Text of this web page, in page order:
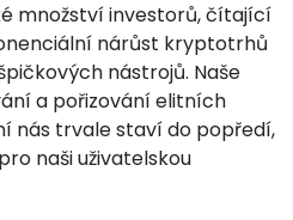
množství investorů, čítající
nárůst kryptotrhů
nástrojů. Naše
a pořizování elitních
nás trvale staví do popředí,
naši uživatelskou